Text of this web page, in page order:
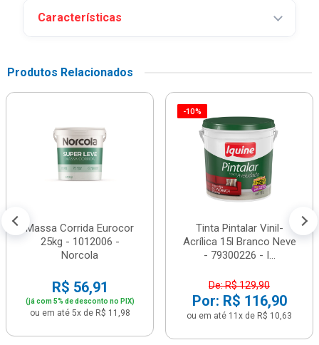
Características
Produtos Relacionados
Massa Corrida Eurocor
25kg - 1012006 -
Norcola
R$ 56,91
(já com 5% de desconto no PIX)
ou em até 5x de R$ 11,98
-10%
Tinta Pintalar Vinil-
Acrílica 15l Branco Neve
- 79300226 - I...
De: R$ 129,90
Por: R$ 116,90
ou em até 11x de R$ 10,63